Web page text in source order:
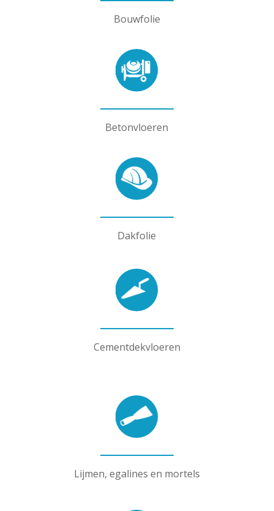
Bouwfolie
Betonvloeren
Dakfolie
Cementdekvloeren
Lijmen, egalines en mortels